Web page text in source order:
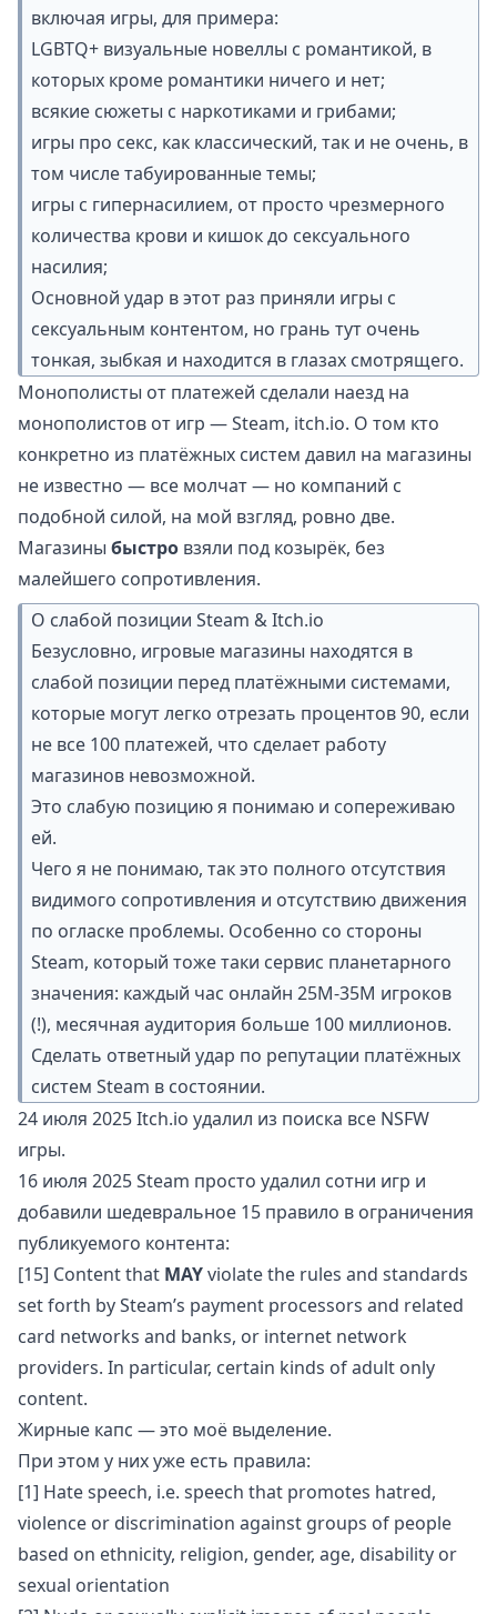
включая игры, для примера:
LGBTQ+ визуальные новеллы с романтикой, в
которых кроме романтики ничего и нет;
всякие сюжеты с наркотиками и грибами;
игры про секс, как классический, так и не очень, в
том числе табуированные темы;
игры с гипернасилием, от просто чрезмерного
количества крови и кишок до сексуального
насилия;
Основной удар в этот раз приняли игры с
сексуальным контентом, но грань тут очень
тонкая, зыбкая и находится в глазах смотрящего.
Монополисты от платежей сделали наезд на
монополистов от игр — Steam, itch.io. О том кто
конкретно из платёжных систем давил на магазины
не известно — все молчат — но компаний с
подобной силой, на мой взгляд, ровно две.
Магазины быстро взяли под козырёк, без
малейшего сопротивления.
О слабой позиции Steam & Itch.io
Безусловно, игровые магазины находятся в
слабой позиции перед платёжными системами,
которые могут легко отрезать процентов 90, если
не все 100 платежей, что сделает работу
магазинов невозможной.
Это слабую позицию я понимаю и сопереживаю
ей.
Чего я не понимаю, так это полного отсутствия
видимого сопротивления и отсутствию движения
по огласке проблемы. Особенно со стороны
Steam, который тоже таки сервис планетарного
значения: каждый час онлайн 25M-35M игроков
(!), месячная аудитория больше 100 миллионов.
Сделать ответный удар по репутации платёжных
систем Steam в состоянии.
24 июля 2025Itch.io удалил из поиска все NSFW
игры.
16 июля 2025Steam просто удалил сотни игр и
добавили шедевральное 15 правило в ограничения
публикуемого контента:
[15] Content that MAYviolate the rules and standards
set forth by Steam’s payment processors and related
card networks and banks, or internet network
providers. In particular, certain kinds of adult only
content.
Жирные капс — это моё выделение.
При этом у них уже есть правила:
[1] Hate speech, i.e. speech that promotes hatred,
violence or discrimination against groups of people
based on ethnicity, religion, gender, age, disability or
sexual orientation